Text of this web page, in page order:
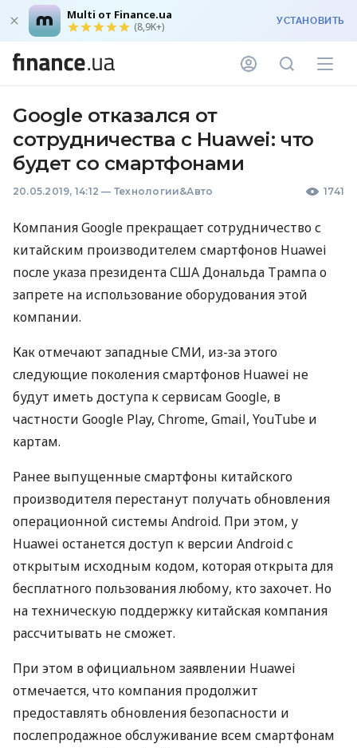
Multi от Finance.ua
(8,9K+) УСТАНОВИТЬ
Google отказался от
сотрудничества с Huawei: что
будет со смартфонами
20.05.2019, 14:12 — Технологии&Авто 1741
Компания Google прекращает сотрудничество с
китайским производителем смартфонов Huawei
после указа президентаСШАДональда Трампа о
запрете на использование оборудования этой
компании.
Как отмечают западныеСМИ, из-за этого
следующие поколения смартфонов Huawei не
будут иметь доступа к сервисам Google, в
частности Google Play, Chrome, Gmail, YouTube и
картам.
Ранее выпущенные смартфоны китайского
производителя перестанут получать обновления
операционной системы Android. При этом, у
Huawei останется доступ к версии Android с
открытым исходным кодом, которая открыта для
бесплатного пользования любому, кто захочет. Но
на техническую поддержку китайская компания
рассчитывать не сможет.
При этом в официальном заявлении Huawei
отмечается, что компания продолжит
предоставлять обновления безопасности и
послепродажное обслуживание всем смартфонам